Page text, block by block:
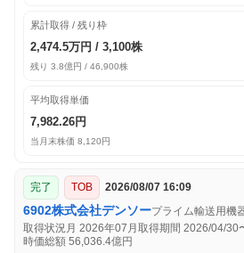
累計取得 / 残り枠
2,474.5万円 / 3,100株
残り 3.8億円 / 46,900株
平均取得単価
7,982.26円
当月末株価 8,120円
完了 TOB 2026/08/07 16:09
6902株式会社デンソープライム輸送用機
取得状況月 2026年07月取得期間 2026/04/30
時価総額 56,036.4億円